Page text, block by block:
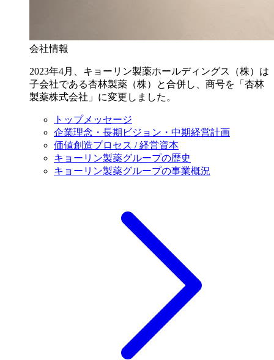
会社情報
2023年4月、キョーリン製薬ホールディングス（株）は
子会社である杏林製薬（株）と合併し、商号を「杏林
製薬株式会社」に変更しました。
トップメッセージ
企業理念・長期ビジョン・中期経営計画
価値創造プロセス / 経営資本
キョーリン製薬グループの歴史
キョーリン製薬グループの事業概況